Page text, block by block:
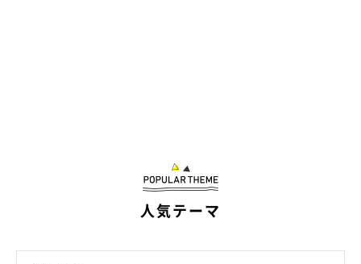
人気テーマ